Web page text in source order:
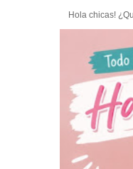
Hola chicas!